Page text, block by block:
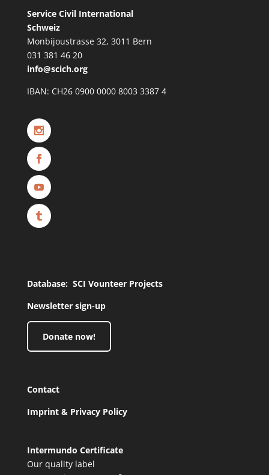
Service Civil International
Schweiz
Monbijoustrasse 32, 3011 Bern
031 381 46 20
info@scich.org
IBAN: CH26 0900 0000 8003 3387 4
Database: SCI Vounteer Projects
Newsletter sign-up
Donate now!
Contact
Imprint & Privacy Policy
Intermundo Certificate
Our quality label